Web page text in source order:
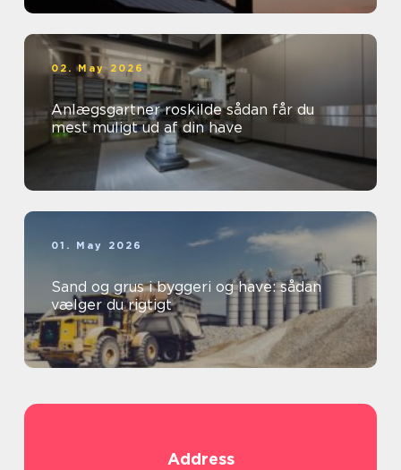
02. May 2026
Anlægsgartner roskilde sådan får du
mest muligt ud af din have
01. May 2026
Sand og grus i byggeri og have: sådan
vælger du rigtigt
Address